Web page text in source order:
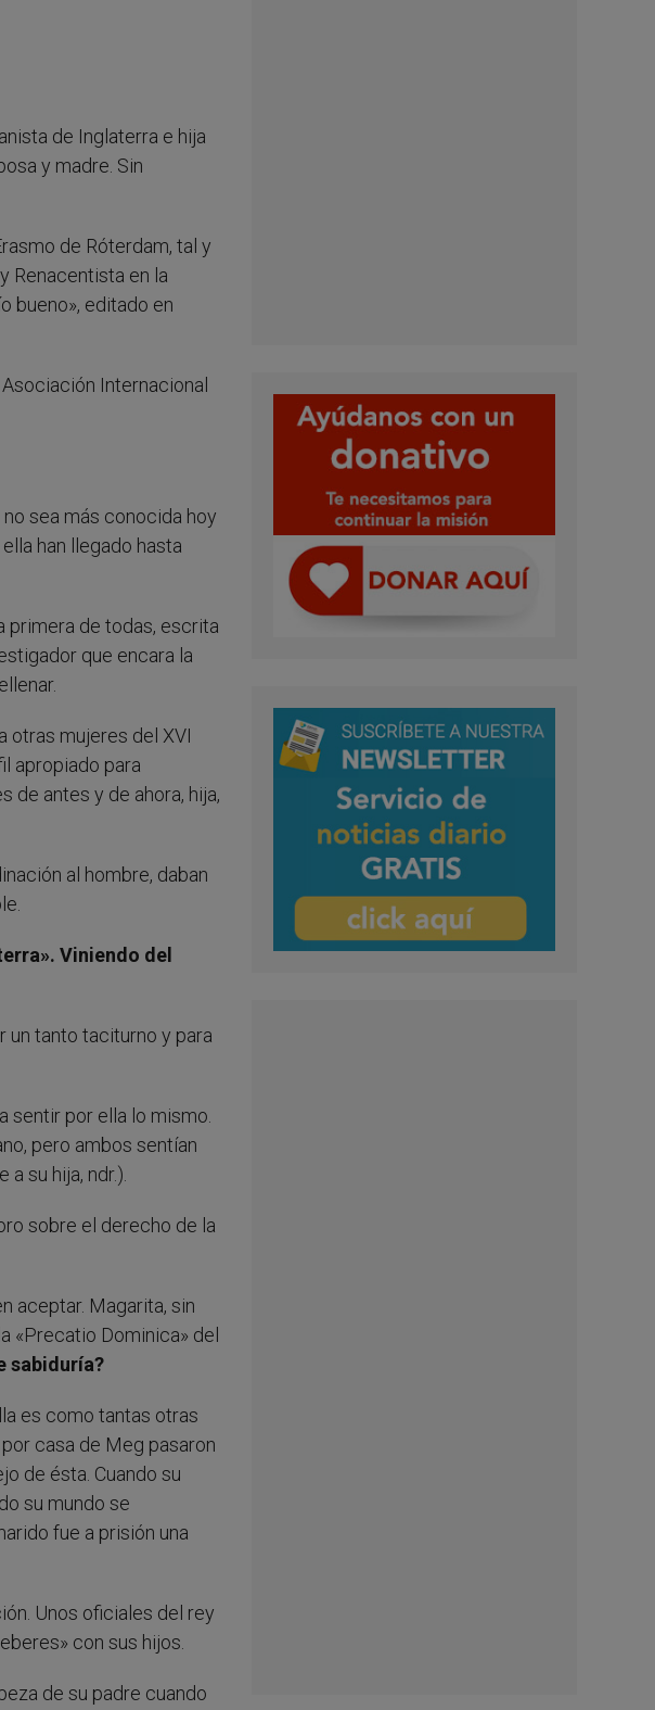
de Inglaterra e hija
y madre. Sin
de Róterdam, tal y
Renacentista en la
bueno», editado en
Internacional
sea más conocida hoy
han llegado hasta
primera de todas, escrita
que encara la
otras mujeres del XVI
apropiado para
de antes y de ahora, hija,
al hombre, daban
Viniendo del
un tanto taciturno y para
sentir por ella lo mismo.
pero ambos sentían
su hija, ndr.).
sobre el derecho de la
aceptar. Magarita, sin
«Precatio Dominica» del
sabiduría?
es como tantas otras
casa de Meg pasaron
de ésta. Cuando su
su mundo se
fue a prisión una
Unos oficiales del rey
con sus hijos.
de su padre cuando